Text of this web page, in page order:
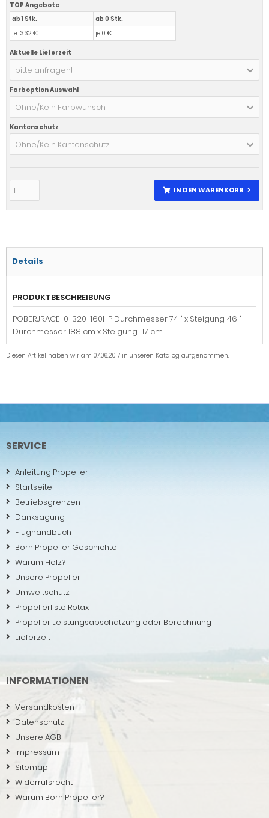
TOP Angebote
ab 1 Stk.
je 1332 €
ab 0 Stk.
je 0 €
Aktuelle Lieferzeit
bitte anfragen!
Farboption Auswahl
Ohne/Kein Farbwunsch
Kantenschutz
Ohne/Kein Kantenschutz
IN DEN WARENKORB
Details
PRODUKTBESCHREIBUNG
POBERJR.ACE-0-320-160HP Durchmesser 74 " x Steigung: 46 " -
Durchmesser 188 cm x Steigung 117 cm
Diesen Artikel haben wir am 07.06.2017 in unseren Katalog aufgenommen.
SERVICE
Anleitung Propeller
Startseite
Betriebsgrenzen
Danksagung
Flughandbuch
Born Propeller Geschichte
Warum Holz?
Unsere Propeller
Umweltschutz
Propellerliste Rotax
Propeller Leistungsabschätzung oder Berechnung
Lieferzeit
INFORMATIONEN
Versandkosten
Datenschutz
Unsere AGB
Impressum
Sitemap
Widerrufsrecht
Warum Born Propeller?